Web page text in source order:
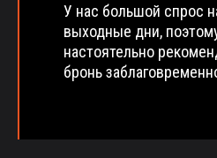
У нас большой спрос
выходные дни,
настоятельно
бронь